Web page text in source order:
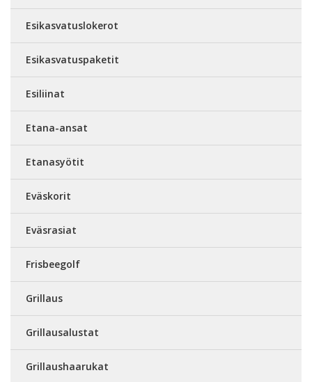
Esikasvatuslokerot
Esikasvatuspaketit
Esiliinat
Etana-ansat
Etanasyötit
Eväskorit
Eväsrasiat
Frisbeegolf
Grillaus
Grillausalustat
Grillaushaarukat